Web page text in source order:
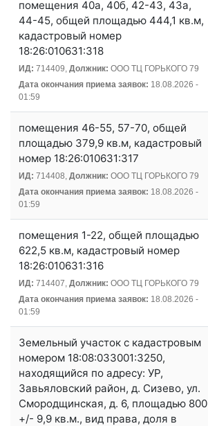
помещения 40а, 40б, 42-43, 43а,
44-45, общей площадью 444,1 кв.м,
кадастровый номер
18:26:010631:318
ИД: 714409, Должник: ООО ТЦ ГОРЬКОГО 79
Дата окончания приема заявок: 18.08.2026 -
01:59
помещения 46-55, 57-70, общей
площадью 379,9 кв.м, кадастровый
номер 18:26:010631:317
ИД: 714408, Должник: ООО ТЦ ГОРЬКОГО 79
Дата окончания приема заявок: 18.08.2026 -
01:59
помещения 1-22, общей площадью
622,5 кв.м, кадастровый номер
18:26:010631:316
ИД: 714407, Должник: ООО ТЦ ГОРЬКОГО 79
Дата окончания приема заявок: 18.08.2026 -
01:59
Земельный участок с кадастровым
номером 18:08:033001:3250,
находящийся по адресу: УР,
Завьяловский район, д. Сизево, ул.
Смородщинская, д. 6, площадью 800
+/- 9,9 кв.м., вид права, доля в